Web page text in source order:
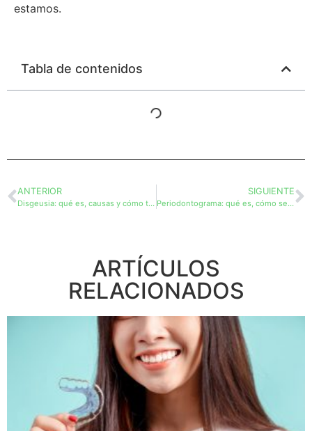
estamos.
Tabla de contenidos
ANTERIOR
Disgeusia: qué es, causas y cómo tratarla
SIGUIENTE
Periodontograma: qué es, cómo se realiza y para qué
ARTÍCULOS
RELACIONADOS